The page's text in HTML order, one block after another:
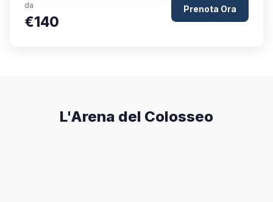
da
€140
Prenota Ora
L'Arena del Colosseo